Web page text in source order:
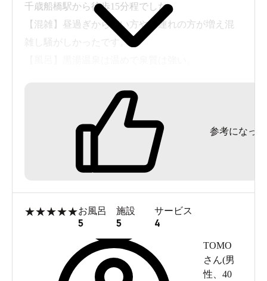
千歳船橋駅から徒歩15分程でした。
【混雑】昼過ぎから若い方や子連れの方が増え混
雑し騒がしかったです。
【サウナ】上中下の3段で20名程が入れ上段は熱
め。入口に冷水機あり。
【水風呂】体感は温い。
【椅子】内部に椅子3脚、外部にフラットチェア2
個、椅子8脚程あり。
【コワーキング】無し。
【食事処】未使用。
【総合】黒湯は柔らかで良い泉質でした。
参考になった
★★★★★お風呂
5
施設
5
サービス
4
TOMO
さん(男
性
40